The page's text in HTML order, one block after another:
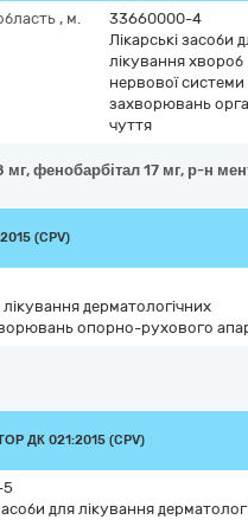
, м.
33660000-4
Лікарські засоби
лікування хвороб
нервової системи
захворювань
чуття
фенобарбітал 17 мг, р-н
(CPV)
лікування дерматологічних
опорно-рухового
ДК 021:2015 (CPV)
для лікування